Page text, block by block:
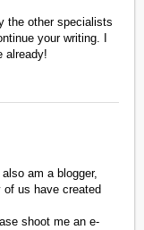
the other specialists
your writing. I
already!
am a blogger,
us have created
shoot me an e-